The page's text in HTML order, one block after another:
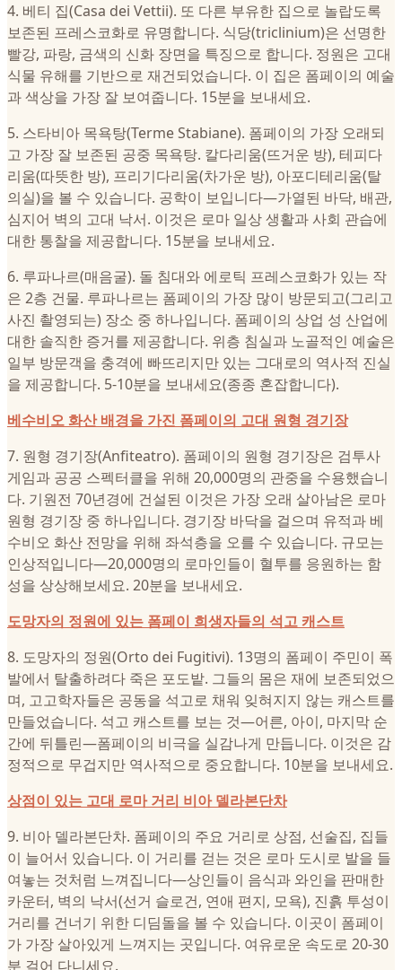
4. 베티 집(Casa dei Vettii). 또 다른 부유한 집으로 놀랍도록
보존된 프레스코화로 유명합니다. 식당(triclinium)은 선명한
빨강, 파랑, 금색의 신화 장면을 특징으로 합니다. 정원은 고대
식물 유해를 기반으로 재건되었습니다. 이 집은 폼페이의 예술
과 색상을 가장 잘 보여줍니다. 15분을 보내세요.
5. 스타비아 목욕탕(Terme Stabiane). 폼페이의 가장 오래되
고 가장 잘 보존된 공중 목욕탕. 칼다리움(뜨거운 방), 테피다
리움(따뜻한 방), 프리기다리움(차가운 방), 아포디테리움(탈
의실)을 볼 수 있습니다. 공학이 보입니다—가열된 바닥, 배관,
심지어 벽의 고대 낙서. 이것은 로마 일상 생활과 사회 관습에
대한 통찰을 제공합니다. 15분을 보내세요.
6. 루파나르(매음굴). 돌 침대와 에로틱 프레스코화가 있는 작
은 2층 건물. 루파나르는 폼페이의 가장 많이 방문되고(그리고
사진 촬영되는) 장소 중 하나입니다. 폼페이의 상업 성 산업에
대한 솔직한 증거를 제공합니다. 위층 침실과 노골적인 예술은
일부 방문객을 충격에 빠뜨리지만 있는 그대로의 역사적 진실
을 제공합니다. 5-10분을 보내세요(종종 혼잡합니다).
베수비오 화산 배경을 가진 폼페이의 고대 원형 경기장
7. 원형 경기장(Anfiteatro). 폼페이의 원형 경기장은 검투사
게임과 공공 스펙터클을 위해 20,000명의 관중을 수용했습니
다. 기원전 70년경에 건설된 이것은 가장 오래 살아남은 로마
원형 경기장 중 하나입니다. 경기장 바닥을 걸으며 유적과 베
수비오 화산 전망을 위해 좌석층을 오를 수 있습니다. 규모는
인상적입니다—20,000명의 로마인들이 혈투를 응원하는 함
성을 상상해보세요. 20분을 보내세요.
도망자의 정원에 있는 폼페이 희생자들의 석고 캐스트
8. 도망자의 정원(Orto dei Fugitivi). 13명의 폼페이 주민이 폭
발에서 탈출하려다 죽은 포도밭. 그들의 몸은 재에 보존되었으
며, 고고학자들은 공동을 석고로 채워 잊혀지지 않는 캐스트를
만들었습니다. 석고 캐스트를 보는 것—어른, 아이, 마지막 순
간에 뒤틀린—폼페이의 비극을 실감나게 만듭니다. 이것은 감
정적으로 무겁지만 역사적으로 중요합니다. 10분을 보내세요.
상점이 있는 고대 로마 거리 비아 델라본단차
9. 비아 델라본단차. 폼페이의 주요 거리로 상점, 선술집, 집들
이 늘어서 있습니다. 이 거리를 걷는 것은 로마 도시로 발을 들
여놓는 것처럼 느껴집니다—상인들이 음식과 와인을 판매한
카운터, 벽의 낙서(선거 슬로건, 연애 편지, 모욕), 진흙 투성이
거리를 건너기 위한 디딤돌을 볼 수 있습니다. 이곳이 폼페이
가 가장 살아있게 느껴지는 곳입니다. 여유로운 속도로 20-30
분 걸어 다니세요.